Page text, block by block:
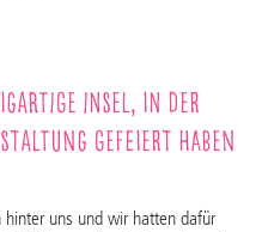
Insel, in der
gefeiert haben
hinter uns und wir hatten dafür